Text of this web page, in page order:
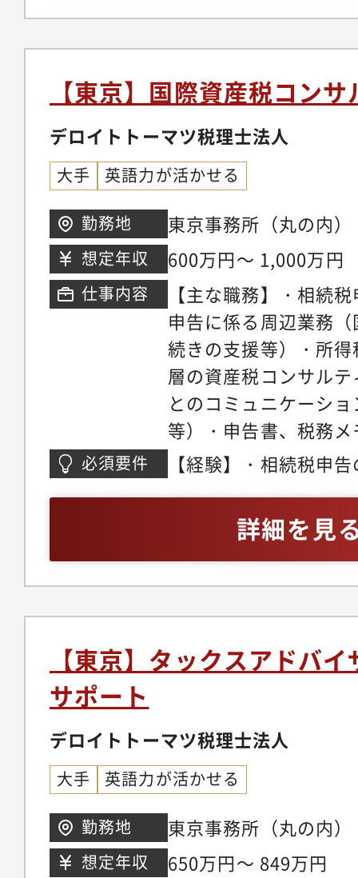
アントや政府機関を
ループ通算制度（連
入サポート、税務ア
業務プロセスの構築
化（電子帳簿保存法
業務●組織再編・事業
る税務アドバイザリ
ン対策税制に関する
●税務申告書レビュ
場企業でのオンサイ
記のような専門的な
の経験がある方、ま
日本語 ビジネスレベ
●Microsoft Excel・
使用経験【シニア～
Staff】Must・以下の
方①会計事務所や事業
成又はアドバイザリ
国税当局での実務経
解釈を勉強したい方
●英語 意欲があるこ
Word・PowerPoint
Staff】MUST・以下
①会計事務所や事業
又はアドバイザリー
税当局での実務経験
の大手企業の国内税
ザリー業務に興味が
ジネスに興味を持ち
【東京】国際資産税コン
デロイトトーマツ税理士法人
大手 英語力が活かせる
勤務地 東京事務所（丸の内）
想定年収 600万円～ 1,000万円
仕事内容
【主な職務】・相続
申告に係る周辺業務
続きの支援等）・所
層の資産税コンサル
とのコミュニケーシ
等）・申告書、税務
ビュー・営業目的で
ニケーション・国内
スキーム構築※上記
業務については、ク
外国籍である・資産
が絡む申告・コンサ
チームでの主な業務
力に自信のない方で
力・特徴】国外資産
際結婚の増加、日本
増加など、人やモノ
に複雑となり税務専
する分野です。大型
必須要件
【経験】・相続税申
上）・クライアント
用した業務経験があ
必須）【英語力】英
お持ちの方※TOEICあ
基準により750点を目
（自社翻訳ソフトあ
挿入、レポート作
成、関数 等◆PPT：
詳細を見
【東京】タックスアドバ
サポート
デロイトトーマツ税理士法人
大手 英語力が活かせる
勤務地 東京事務所（丸の内）
想定年収 650万円～ 849万円